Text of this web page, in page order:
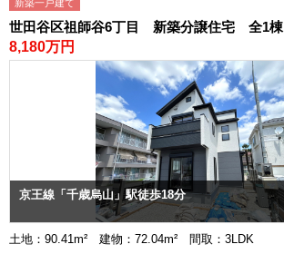
新築一戸建て
世田谷区祖師谷6丁目 新築分譲住宅 全1棟
8,180万円
京王線「千歳烏山」駅徒歩18分
土地：90.41m² 建物：72.04m² 間取：3LDK